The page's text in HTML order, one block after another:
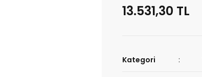
13.531,30 TL
Kategori